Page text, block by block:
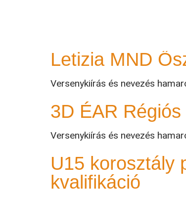
Letizia MND
Versenykiírás és nevezés
3D ÉAR
Versenykiírás és nevezés
U15 korosztály
kvalifikáció